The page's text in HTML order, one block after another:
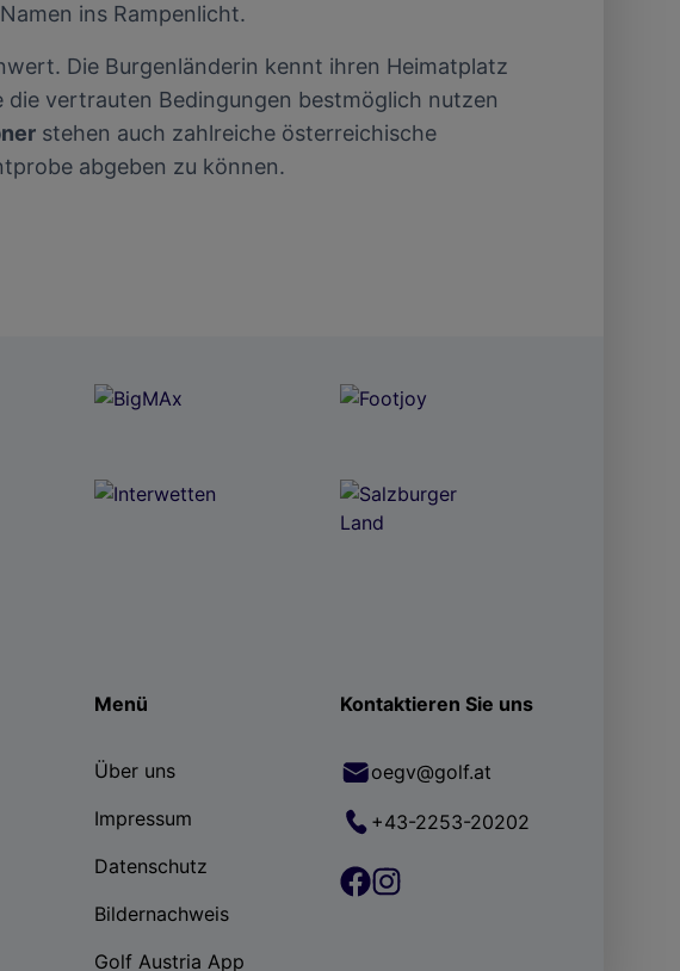
ins Rampenlicht.
Die Burgenländerin kennt ihren Heimatplatz
vertrauten Bedingungen bestmöglich nutzen
stehen auch zahlreiche österreichische
abgeben zu können.
Menü
Über uns
Impressum
Datenschutz
Bildernachweis
Golf Austria App
Kontaktieren Sie uns
oegv@golf.at
+43-2253-20202